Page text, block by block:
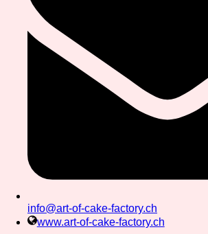
info@art-of-cake-factory.ch
www.art-of-cake-factory.ch